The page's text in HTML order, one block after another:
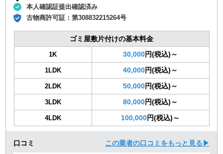
本人確認証提出確認済み
古物商許可証：第308832215264号
ゴミ屋敷片付けの基本料金
1K 30,000円(税込)～
1LDK 40,000円(税込)～
2LDK 50,000円(税込)～
3LDK 80,000円(税込)～
4LDK 100,000円(税込)～
口コミ この業者の口コミをもっと見る▶